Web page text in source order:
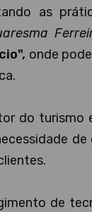
as
onde
do turismo
de